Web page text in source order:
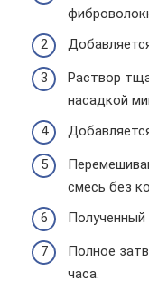
Раствор
насадкой
смесь без
Полученный
Полное
часа.